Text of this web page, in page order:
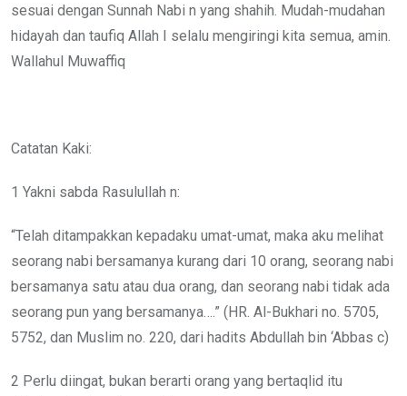
sesuai dengan Sunnah Nabi n yang shahih. Mudah-mudahan
hidayah dan taufiq Allah I selalu mengiringi kita semua, amin.
Wallahul Muwaffiq
Catatan Kaki:
1 Yakni sabda Rasulullah n:
“Telah ditampakkan kepadaku umat-umat, maka aku melihat
seorang nabi bersamanya kurang dari 10 orang, seorang nabi
bersamanya satu atau dua orang, dan seorang nabi tidak ada
seorang pun yang bersamanya….” (HR. Al-Bukhari no. 5705,
5752, dan Muslim no. 220, dari hadits Abdullah bin ‘Abbas c)
2 Perlu diingat, bukan berarti orang yang bertaqlid itu